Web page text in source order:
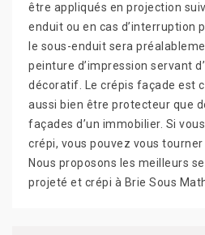
être appliqués en projection
enduit ou en cas d’interruption
le sous-enduit sera
peinture d’impression servant
décoratif. Le crépis façade est
aussi bien être protecteur que
façades d’un immobilier. Si
crépi, vous pouvez vous tourner
Nous proposons les meilleurs
projeté et crépi à Brie Sous